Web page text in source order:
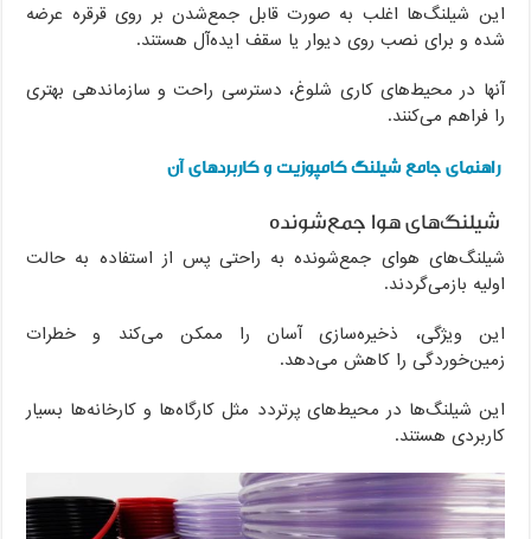
این شیلنگ‌ها اغلب به صورت قابل جمع‌شدن بر روی قرقره عرضه
شده و برای نصب روی دیوار یا سقف ایده‌آل هستند.
آنها در محیط‌های کاری شلوغ، دسترسی راحت و سازماندهی بهتری
را فراهم می‌کنند.
راهنمای جامع شیلنگ کامپوزیت و کاربردهای آن
شیلنگ‌های هوا جمع‌شونده
شیلنگ‌های هوای جمع‌شونده به راحتی پس از استفاده به حالت
اولیه بازمی‌گردند.
این ویژگی، ذخیره‌سازی آسان را ممکن می‌کند و خطرات
زمین‌خوردگی را کاهش می‌دهد.
این شیلنگ‌ها در محیط‌های پرتردد مثل کارگاه‌ها و کارخانه‌ها بسیار
کاربردی هستند.